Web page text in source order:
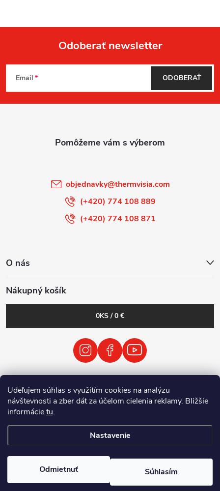
Udeľujem súhlas s využitím cookies na analýzu
návštevnosti a zber dát za účelom cielenia reklamy. Bližšie
informácietu.
Nastavenie
Odmietnuť Súhlasím
Z
á
p
Odoberať newsletter
Email ODOBERAŤ
objednavky@thermvisia.com
(+420) 774 108 889
(+420) 774 108 871
O nás
Nákupný košík
0KS /0 €
Zásady spracovania osobných údajov
Spätný odber vyradených elektrických zariadení / batérií
Všetky práva vyhradené.